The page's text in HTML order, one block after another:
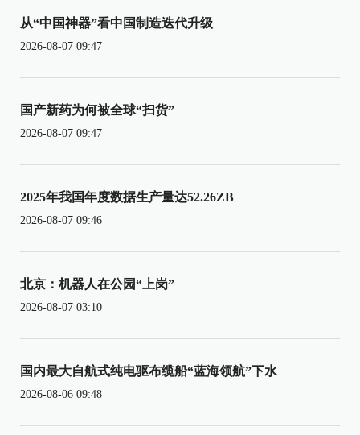
从“中国神器”看中国制造迭代升级
2026-08-07 09:47
国产新药为何被全球“扫货”
2026-08-07 09:47
2025年我国年度数据生产量达52.26ZB
2026-08-07 09:46
北京：机器人在公园“上岗”
2026-08-07 03:10
国内最大自航式纯电驱布缆船“蓝海领航”下水
2026-08-06 09:48